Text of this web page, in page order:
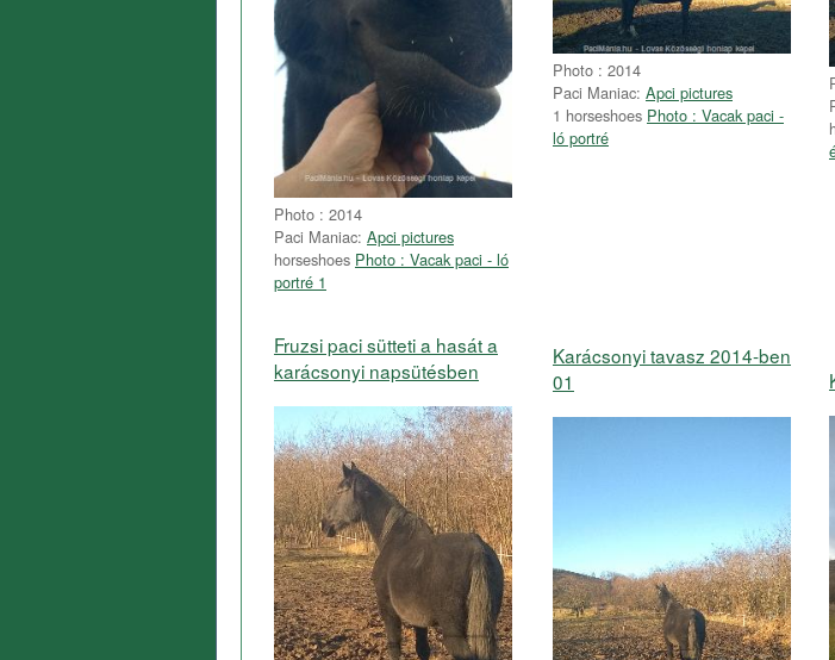
Photo : 2014
Paci Maniac: Apci pictures
horseshoes Photo : Vacak paci - ló
portré 1
Photo : 2014
Paci Maniac: Apci pictures
1 horseshoes Photo : Vacak paci -
ló portré
Fruzsi paci sütteti a hasát a
karácsonyi napsütésben
Karácsonyi tavasz 2014-ben
01